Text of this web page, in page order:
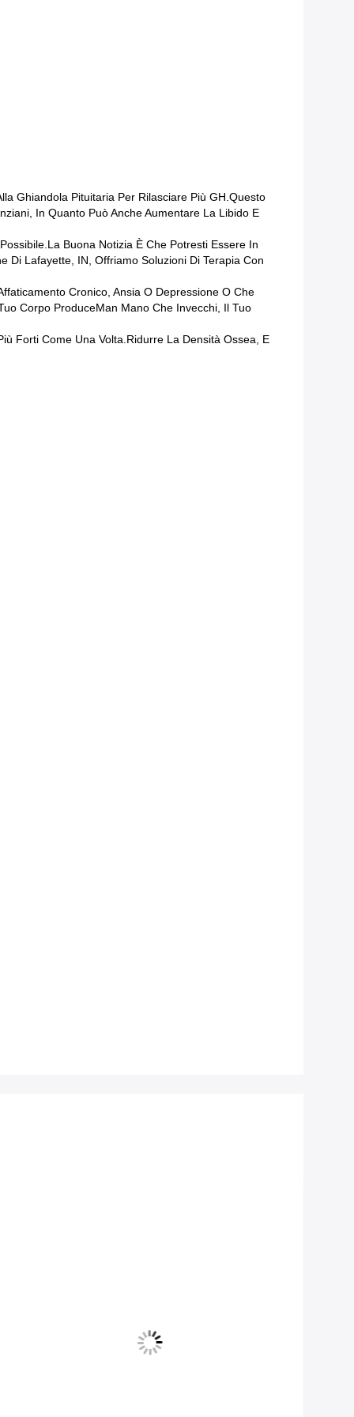
Ghiandola Pituitaria Per Rilasciare Più GH.Questo
In Quanto Può Anche Aumentare La Libido E
Buona Notizia È Che Potresti Essere In
Di Lafayette, IN, Offriamo Soluzioni Di Terapia Con
Cronico, Ansia O Depressione O Che
Corpo ProduceMan Mano Che Invecchi, Il Tuo
Forti Come Una Volta.ridurre La Densità Ossea, E